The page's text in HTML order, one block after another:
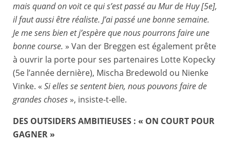
mais quand on voit ce qui s’est passé au Mur de Huy [5e],
il faut aussi être réaliste. J’ai passé une bonne semaine.
Je me sens bien et j’espère que nous pourrons faire une
bonne course. » Van der Breggen est également prête
à ouvrir la porte pour ses partenaires Lotte Kopecky
(5e l’année dernière), Mischa Bredewold ou Nienke
Vinke. « Si elles se sentent bien, nous pouvons faire de
grandes choses », insiste-t-elle.
DES OUTSIDERS AMBITIEUSES : « ON COURT POUR
GAGNER »